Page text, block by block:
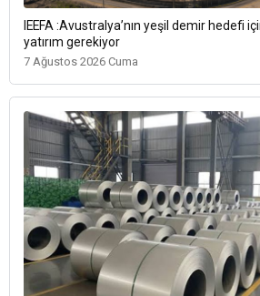
IEEFA :Avustralya’nın yeşil demir hedefi
yatırım gerekiyor
7 Ağustos 2026 Cuma